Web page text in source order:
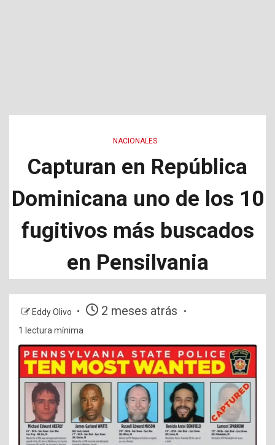
NACIONALES
Capturan en República
Dominicana uno de los 10
fugitivos más buscados
en Pensilvania
Eddy Olivo 2 meses atrás
1 lectura mínima